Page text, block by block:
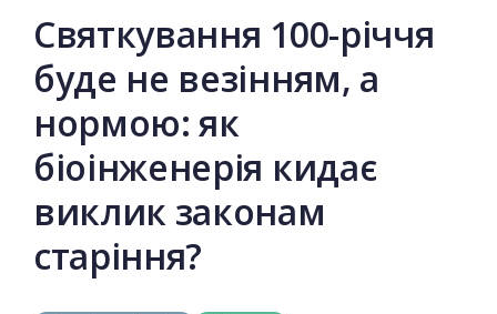
Святкування 100-річчя
буде не везінням, а
нормою: як
біоінженерія кидає
виклик законам
старіння?